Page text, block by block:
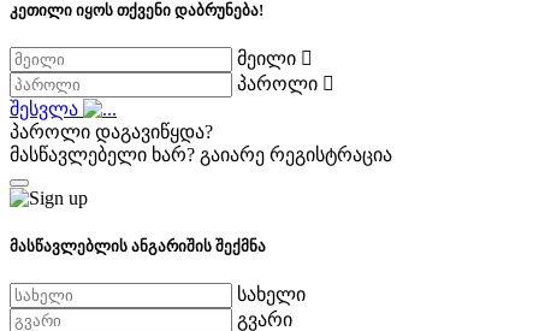
კეთილი იყოს თქვენი დაბრუნება!
მეილი
პაროლი
შესვლა
პაროლი დაგავიწყდა?
მასწავლებელი ხარ? გაიარე რეგისტრაცია
მასწავლებლის ანგარიშის შექმნა
სახელი
გვარი